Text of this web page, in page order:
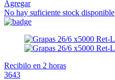
Agregar
No hay suficiente stock disponible
Recibilo en 2 horas
3643